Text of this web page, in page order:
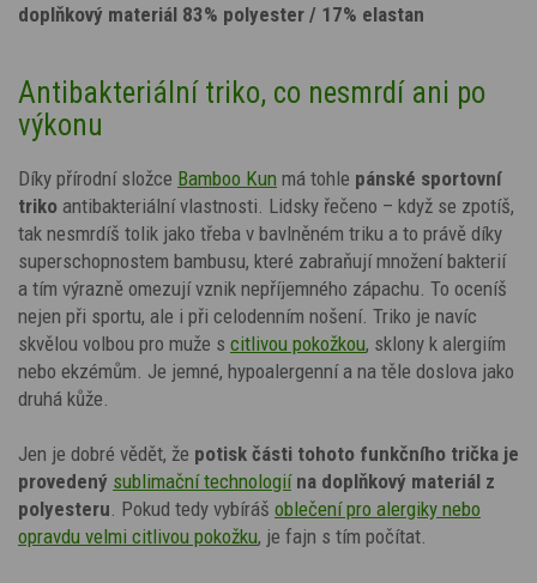
doplňkový materiál 83% polyester / 17% elastan
Antibakteriální triko, co nesmrdí ani po
výkonu
Díky přírodní složce Bamboo Kun má tohle pánské sportovní
triko antibakteriální vlastnosti. Lidsky řečeno – když se zpotíš,
tak nesmrdíš tolik jako třeba v bavlněném triku a to právě díky
superschopnostem bambusu, které zabraňují množení bakterií
a tím výrazně omezují vznik nepříjemného zápachu. To oceníš
nejen při sportu, ale i při celodenním nošení. Triko je navíc
skvělou volbou pro muže s citlivou pokožkou, sklony k alergiím
nebo ekzémům. Je jemné, hypoalergenní a na těle doslova jako
druhá kůže.
Jen je dobré vědět, že potisk části tohoto funkčního trička je
provedený sublimační technologiína doplňkový materiál z
polyesteru . Pokud tedy vybíráš oblečení pro alergiky nebo
opravdu velmi citlivou pokožku, je fajn s tím počítat.